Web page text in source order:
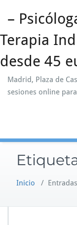
–
Terapia
desde 45
Madrid, Plaza de
sesiones online
Inicio /